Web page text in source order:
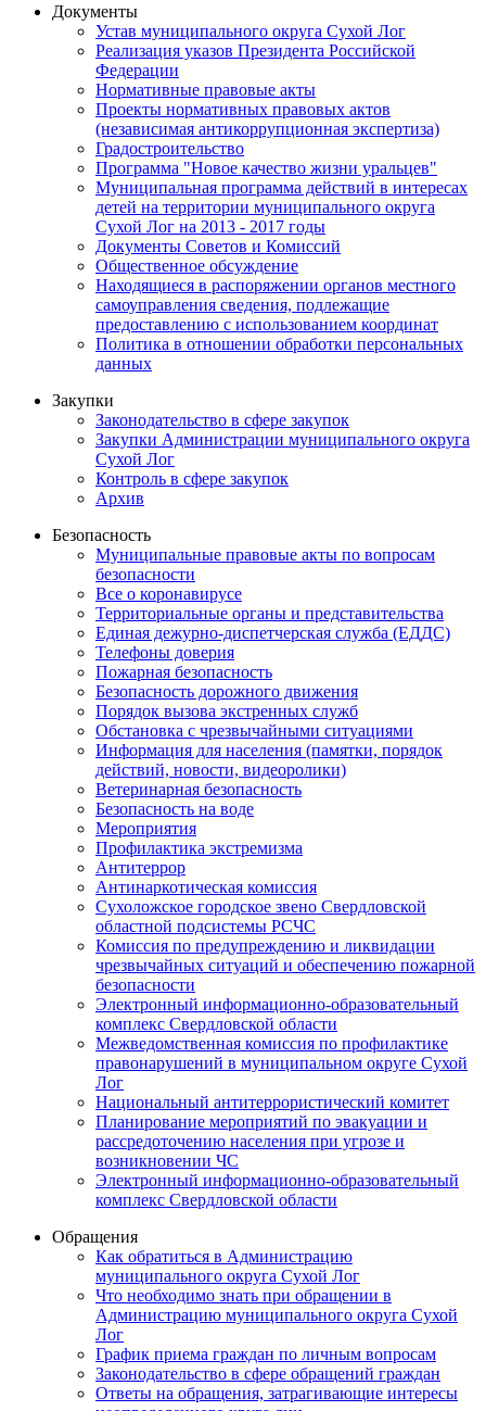
Документы
Устав муниципального округа Сухой Лог
Реализация указов Президента Российской
Федерации
Нормативные правовые акты
Проекты нормативных правовых актов
(независимая антикоррупционная экспертиза)
Градостроительство
Программа "Новое качество жизни уральцев"
Муниципальная программа действий в интересах
детей на территории муниципального округа
Сухой Лог на 2013 - 2017 годы
Документы Советов и Комиссий
Общественное обсуждение
Находящиеся в распоряжении органов местного
самоуправления сведения, подлежащие
предоставлению с использованием координат
Политика в отношении обработки персональных
данных
Закупки
Законодательство в сфере закупок
Закупки Администрации муниципального округа
Сухой Лог
Контроль в сфере закупок
Архив
Безопасность
Муниципальные правовые акты по вопросам
безопасности
Все о коронавирусе
Территориальные органы и представительства
Единая дежурно-диспетчерская служба (ЕДДС)
Телефоны доверия
Пожарная безопасность
Безопасность дорожного движения
Порядок вызова экстренных служб
Обстановка с чрезвычайными ситуациями
Информация для населения (памятки, порядок
действий, новости, видеоролики)
Ветеринарная безопасность
Безопасность на воде
Мероприятия
Профилактика экстремизма
Антитеррор
Антинаркотическая комиссия
Сухоложское городское звено Свердловской
областной подсистемы РСЧС
Комиссия по предупреждению и ликвидации
чрезвычайных ситуаций и обеспечению пожарной
безопасности
Электронный информационно-образовательный
комплекс Cвердловской области
Межведомственная комиссия по профилактике
правонарушений в муниципальном округе Сухой
Лог
Национальный антитеррористический комитет
Планирование мероприятий по эвакуации и
рассредоточению населения при угрозе и
возникновении ЧС
Электронный информационно-образовательный
комплекс Свердловской области
Обращения
Как обратиться в Администрацию
муниципального округа Сухой Лог
Что необходимо знать при обращении в
Администрацию муниципального округа Сухой
Лог
График приема граждан по личным вопросам
Законодательство в сфере обращений граждан
Ответы на обращения, затрагивающие интересы